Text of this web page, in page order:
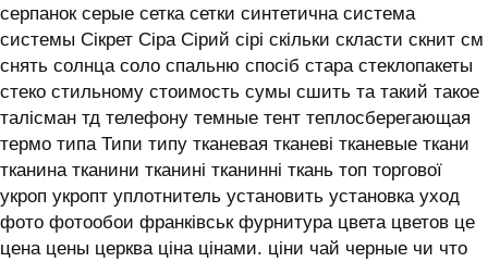
серпанок серые сетка сетки синтетична система
системы ‎Сікрет Сіра Сірий сірі скільки скласти скнит см
снять солнца соло спальню спосіб стара стеклопакеты
стеко стильному стоимость сумы сшить та такий такое
талісман тд телефону темные тент теплосберегающая
термо типа Типи типу тканевая тканеві тканевые ткани
тканина тканини тканині тканинні ткань топ торгової
укроп укропт уплотнитель установить установка уход
фото фотообои франківськ фурнитура цвета цветов це
цена цены церква ціна цінами. ціни чай черные чи что